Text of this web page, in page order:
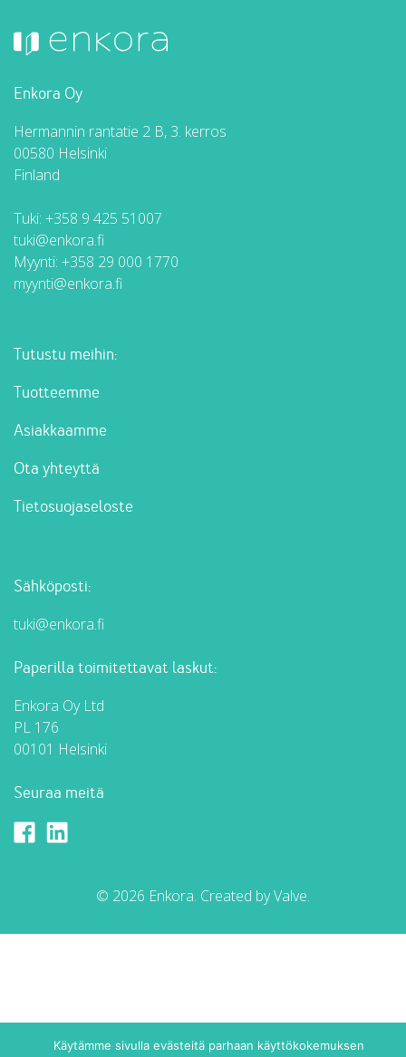
Enkora Oy
Hermannin rantatie 2 B, 3. kerros
00580 Helsinki
Finland
Tuki: +358 9 425 51007
tuki@enkora.fi
Myynti: +358 29 000 1770
myynti@enkora.fi
Tutustu meihin:
Tuotteemme
Asiakkaamme
Ota yhteyttä
Tietosuojaseloste
Sähköposti:
tuki@enkora.fi
Paperilla toimitettavat laskut:
Enkora Oy Ltd
PL 176
00101 Helsinki
Seuraa meitä
Enkora Facebookissa
Enkora LinkedInissä
© 2026 Enkora. Created byValve.
Käytämme sivulla evästeitä parhaan käyttökokemuksen